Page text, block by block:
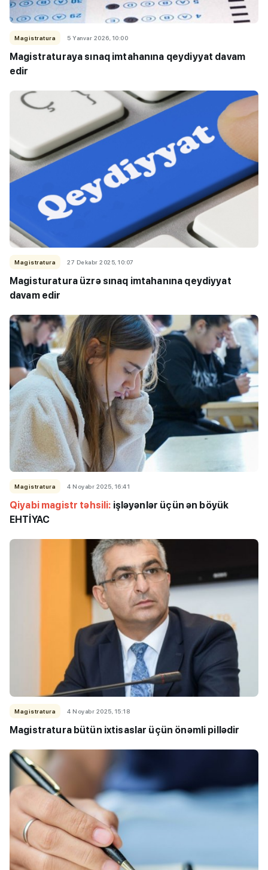
Magistratura 5 Yanvar 2026, 10:00
Magistraturaya sınaq imtahanına qeydiyyat davam
edir
Magistratura 27 Dekabr 2025, 10:07
Magisturatura üzrə sınaq imtahanına qeydiyyat
davam edir
Magistratura 4 Noyabr 2025, 16:41
Qiyabi magistr təhsili: işləyənlər üçün ən böyük
EHTİYAC
Magistratura 4 Noyabr 2025, 15:18
Magistratura bütün ixtisaslar üçün önəmli pillədir